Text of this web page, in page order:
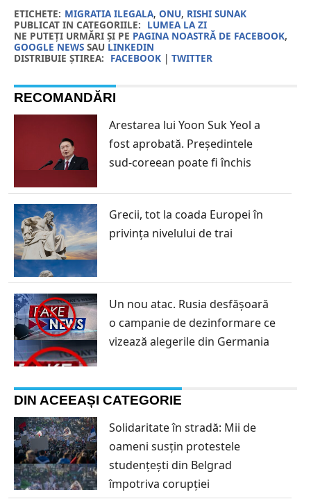
ETICHETE: MIGRATIA ILEGALA, ONU, RISHI SUNAK
PUBLICAT IN CATEGORIILE: LUMEA LA ZI
NE PUTEȚI URMĂRI ȘI PE PAGINA NOASTRĂ DE FACEBOOK,
GOOGLE NEWSSAU LINKEDIN
DISTRIBUIE ȘTIREA: FACEBOOK| TWITTER
RECOMANDĂRI
Arestarea lui Yoon Suk Yeol a
fost aprobată. Președintele
sud-coreean poate fi închis
Grecii, tot la coada Europei în
privința nivelului de trai
Un nou atac. Rusia desfășoară
o campanie de dezinformare ce
vizează alegerile din Germania
DIN ACEEAȘI CATEGORIE
Solidaritate în stradă: Mii de
oameni susțin protestele
studențești din Belgrad
împotriva corupției